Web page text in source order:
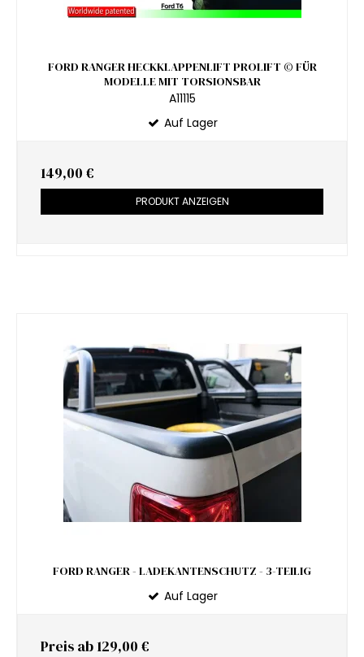
FORD RANGER HECKKLAPPENLIFT PROLIFT © FÜR
MODELLE MIT TORSIONSBAR
A11115
Auf Lager
149,00 €
PRODUKT ANZEIGEN
FORD RANGER - LADEKANTENSCHUTZ - 3-TEILIG
Auf Lager
Preis ab 129,00 €